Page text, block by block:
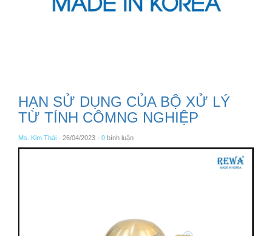
HẠN SỬ DỤNG CỦA BỘ XỬ LÝ
TỪ TÍNH CÔMNG NGHIỆP
Ms. Kim Thái - 26/04/2023 - 0 bình luận